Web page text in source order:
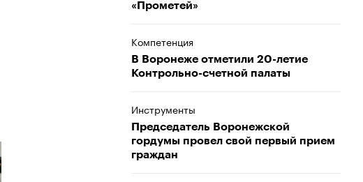
«Прометей»
Компетенция
В Воронеже отметили 20-летие
Контрольно-счетной палаты
Инструменты
Председатель Воронежской
гордумы провел свой первый прием
граждан